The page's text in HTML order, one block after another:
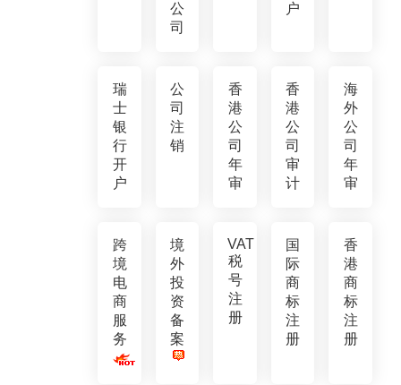
公
司
户
瑞
士
银
行
开
户
公
司
注
销
香
港
公
司
年
审
香
港
公
司
审
计
海
外
公
司
年
审
跨
境
电
商
服
务
境
外
投
资
备
案
VAT
税
号
注
册
国
际
商
标
注
册
香
港
商
标
注
册